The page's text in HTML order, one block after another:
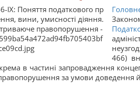
466)
в частині запровадження
за умови доведення